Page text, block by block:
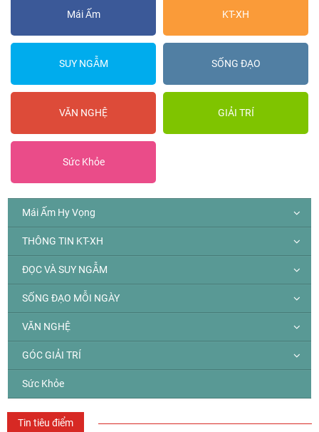
Mái Ấm KT-XH
SUY NGẪM SỐNG ĐẠO
VĂN NGHỆ GIẢI TRÍ
Sức Khỏe
Mái Ấm Hy Vọng
THÔNG TIN KT-XH
ĐỌC VÀ SUY NGẪM
SỐNG ĐẠO MỖI NGÀY
VĂN NGHỆ
GÓC GIẢI TRÍ
Sức Khỏe
Tin tiêu điểm